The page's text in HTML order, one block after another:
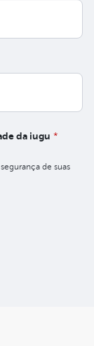
da iugu *
de suas